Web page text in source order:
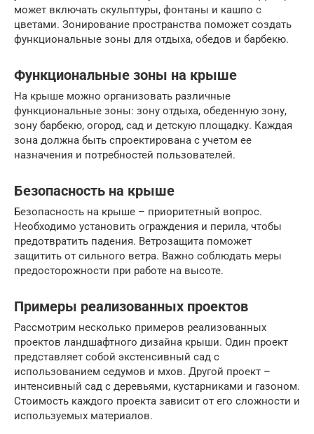
может включать скульптуры, фонтаны и кашпо с
цветами. Зонирование пространства поможет создать
функциональные зоны для отдыха, обедов и барбекю.
Функциональные зоны на крыше
На крыше можно организовать различные
функциональные зоны: зону отдыха, обеденную зону,
зону барбекю, огород, сад и детскую площадку. Каждая
зона должна быть спроектирована с учетом ее
назначения и потребностей пользователей.
Безопасность на крыше
Безопасность на крыше – приоритетный вопрос.
Необходимо установить ограждения и перила, чтобы
предотвратить падения. Ветрозащита поможет
защитить от сильного ветра. Важно соблюдать меры
предосторожности при работе на высоте.
Примеры реализованных проектов
Рассмотрим несколько примеров реализованных
проектов ландшафтного дизайна крыши. Один проект
представляет собой экстенсивный сад с
использованием седумов и мхов. Другой проект –
интенсивный сад с деревьями, кустарниками и газоном.
Стоимость каждого проекта зависит от его сложности и
используемых материалов.